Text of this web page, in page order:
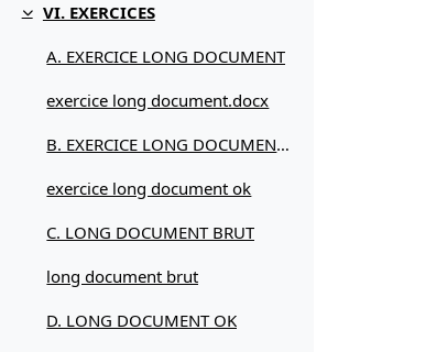
Replier
VI. EXERCICES
A. EXERCICE LONG DOCUMENT
exercice long document.docx
B. EXERCICE LONG DOCUMENT OK
exercice long document ok
C. LONG DOCUMENT BRUT
long document brut
D. LONG DOCUMENT OK